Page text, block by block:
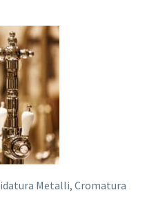
Metalli, Cromatura